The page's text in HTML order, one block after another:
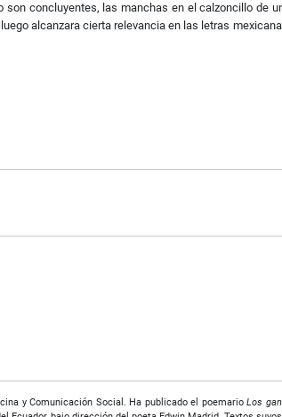
son concluyentes, las manchas en el calzoncillo
alcanzara cierta relevancia en las letras
y Comunicación Social. Ha publicado el poemarioLos